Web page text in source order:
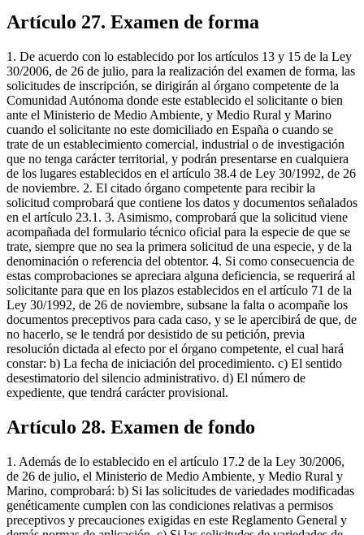
Artículo 27. Examen de forma
1. De acuerdo con lo establecido por los artículos 13 y 15 de la Ley
30/2006, de 26 de julio, para la realización del examen de forma, las
solicitudes de inscripción, se dirigirán al órgano competente de la
Comunidad Autónoma donde este establecido el solicitante o bien
ante el Ministerio de Medio Ambiente, y Medio Rural y Marino
cuando el solicitante no este domiciliado en España o cuando se
trate de un establecimiento comercial, industrial o de investigación
que no tenga carácter territorial, y podrán presentarse en cualquiera
de los lugares establecidos en el artículo 38.4 de Ley 30/1992, de 26
de noviembre. 2. El citado órgano competente para recibir la
solicitud comprobará que contiene los datos y documentos señalados
en el artículo 23.1. 3. Asimismo, comprobará que la solicitud viene
acompañada del formulario técnico oficial para la especie de que se
trate, siempre que no sea la primera solicitud de una especie, y de la
denominación o referencia del obtentor. 4. Si como consecuencia de
estas comprobaciones se apreciara alguna deficiencia, se requerirá al
solicitante para que en los plazos establecidos en el artículo 71 de la
Ley 30/1992, de 26 de noviembre, subsane la falta o acompañe los
documentos preceptivos para cada caso, y se le apercibirá de que, de
no hacerlo, se le tendrá por desistido de su petición, previa
resolución dictada al efecto por el órgano competente, el cual hará
constar: b) La fecha de iniciación del procedimiento. c) El sentido
desestimatorio del silencio administrativo. d) El número de
expediente, que tendrá carácter provisional.
Artículo 28. Examen de fondo
1. Además de lo establecido en el artículo 17.2 de la Ley 30/2006,
de 26 de julio, el Ministerio de Medio Ambiente, y Medio Rural y
Marino, comprobará: b) Si las solicitudes de variedades modificadas
genéticamente cumplen con las condiciones relativas a permisos
preceptivos y precauciones exigidas en este Reglamento General y